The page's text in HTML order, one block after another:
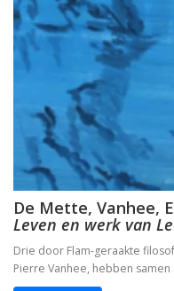
De Mette, Vanhee,
Leven en werk van
Drie door Flam-geraakte
Pierre Vanhee, hebben